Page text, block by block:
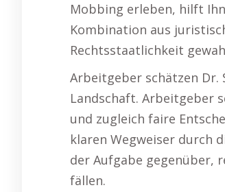
Mobbing erleben, hilft
Kombination aus
Rechtsstaatlichkeit
Arbeitgeber schätzen Dr.
Landschaft. Arbeitgeber
und zugleich faire
klaren Wegweiser durch
der Aufgabe gegenüber,
fällen.